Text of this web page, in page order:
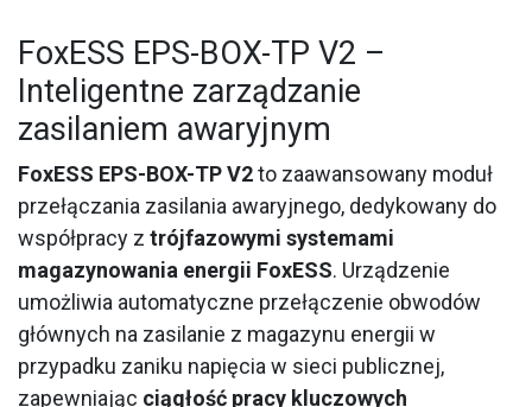
FoxESS EPS-BOX-TP V2 –
Inteligentne zarządzanie
zasilaniem awaryjnym
FoxESS EPS-BOX-TP V2to zaawansowany moduł
przełączania zasilania awaryjnego, dedykowany do
współpracy z trójfazowymi systemami
magazynowania energii FoxESS. Urządzenie
umożliwia automatyczne przełączenie obwodów
głównych na zasilanie z magazynu energii w
przypadku zaniku napięcia w sieci publicznej,
zapewniając ciągłość pracy kluczowych